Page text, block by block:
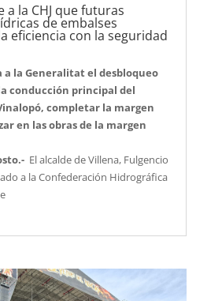
a la CHJ que futuras
de embalses
eficiencia con la seguridad
a la Generalitat el desbloqueo
conducción principal del
completar la margen
en las obras de la margen
El alcalde de Villena, Fulgencio
a la Confederación Hidrográfica